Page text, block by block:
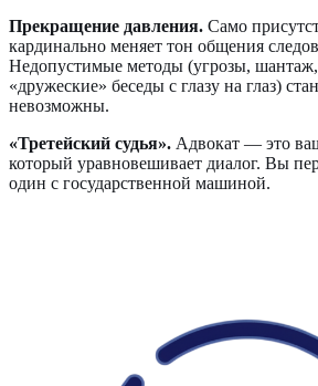
Прекращение давления. Само
кардинально меняет тон общения
Недопустимые методы (угрозы, шантаж,
«дружеские» беседы с глазу на глаз)
невозможны.
«Третейский судья». Адвокат — это
который уравновешивает диалог. Вы
один с государственной машиной.